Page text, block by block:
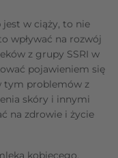
jest w ciąży, to nie
wpływać na rozwój
z grupy SSRI w
pojawieniem się
tym problemów z
skóry i innymi
na zdrowie i życie
kobiecego,